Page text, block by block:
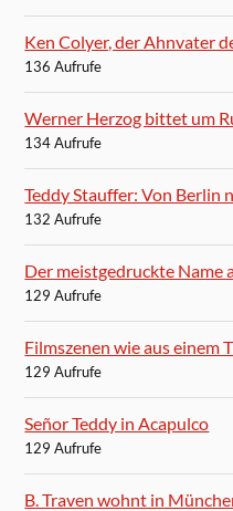
Ken Colyer, der Ahnvater
136 Aufrufe
Werner Herzog bittet um
134 Aufrufe
Teddy Stauffer: Von Berlin
132 Aufrufe
Der meistgedruckte Name
129 Aufrufe
Filmszenen wie aus einem
129 Aufrufe
Señor Teddy in Acapulco
129 Aufrufe
B. Traven wohnt in